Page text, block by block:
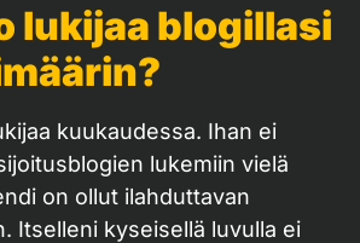
lukijaa blogillasi
kuukaudessa. Ihan ei
lukemiin vielä
on ollut ilahduttavan
Itselleni kyseisellä luvulla ei